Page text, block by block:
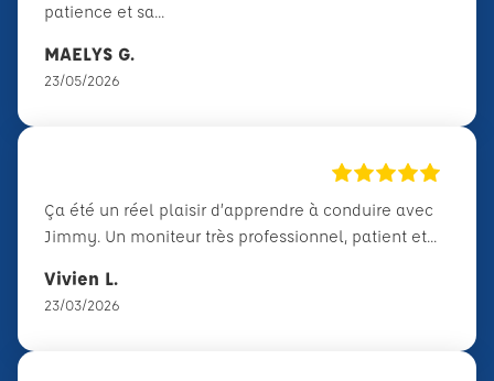
patience et sa...
MAELYS G.
23/05/2026
Ça été un réel plaisir d’apprendre à conduire avec
Jimmy. Un moniteur très professionnel, patient et...
Vivien L.
23/03/2026